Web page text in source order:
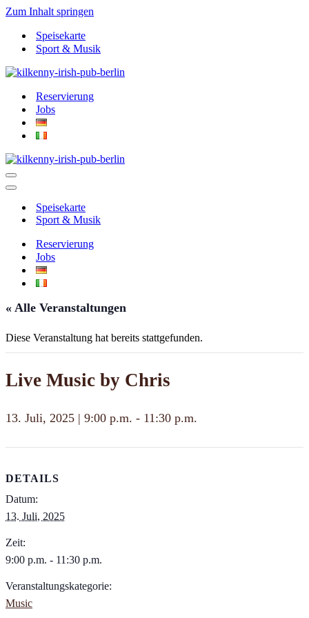
Zum Inhalt springen
Speisekarte
Sport & Musik
Reservierung
Jobs
Navigationsmenü
Navigationsmenü
Speisekarte
Sport & Musik
Reservierung
Jobs
« Alle Veranstaltungen
Diese Veranstaltung hat bereits stattgefunden.
Live Music by Chris
13. Juli, 2025 | 9:00 p.m. - 11:30 p.m.
DETAILS
Datum:
13. Juli, 2025
Zeit:
9:00 p.m. - 11:30 p.m.
Veranstaltungskategorie:
Music